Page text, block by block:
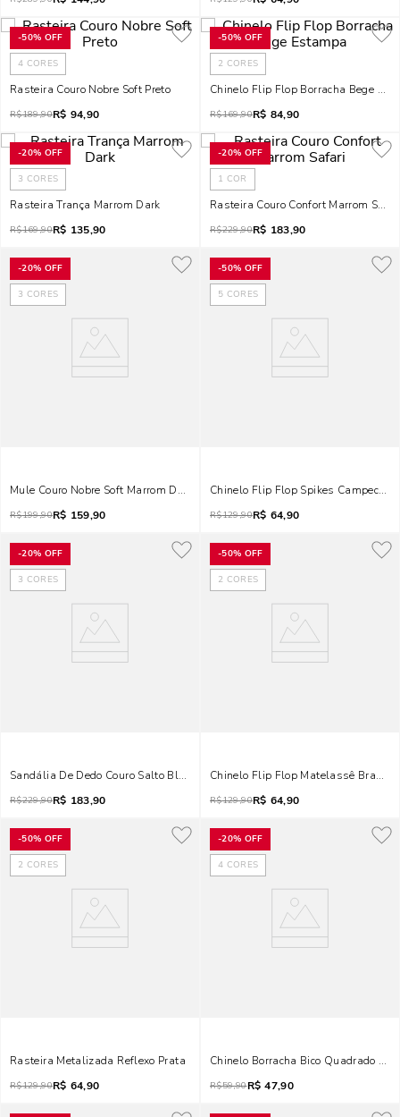
-50% OFF
4 CORES
Rasteira Couro Nobre Soft Preto
R$189,90R$ 94,90
-50% OFF
2 CORES
Chinelo Flip Flop Borracha Bege
R$169,90R$ 84,90
-20% OFF
3 CORES
Rasteira Trança Marrom Dark
R$169,90R$ 135,90
-20% OFF
1 COR
Rasteira Couro Confort Marrom
R$229,90R$ 183,90
-20% OFF
3 CORES
Mule Couro Nobre Soft Marrom Doce De Leite Salto Bloco
R$199,90R$ 159,90
-50% OFF
5 CORES
Chinelo Flip Flop Spikes Campeche
R$129,90R$ 64,90
-20% OFF
3 CORES
Sandália De Dedo Couro Salto Bloco Bege
R$229,90R$ 183,90
-50% OFF
2 CORES
Chinelo Flip Flop Matelassê Branco
R$129,90R$ 64,90
-50% OFF
2 CORES
Rasteira Metalizada Reflexo Prata
R$129,90R$ 64,90
-20% OFF
4 CORES
Chinelo Borracha Bico Quadrado
R$59,90R$ 47,90